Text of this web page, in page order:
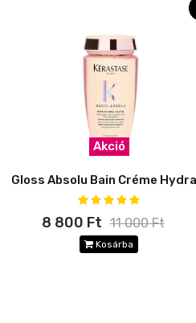
Akció
8 800 Ft 11 000 Ft
Kosárba